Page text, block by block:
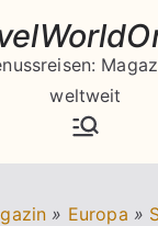
weltweit
» Europa »